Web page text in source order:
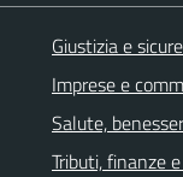
Giustizia e
Imprese e
Salute,
Tributi, finanze